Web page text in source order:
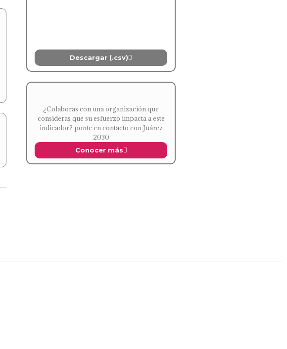
Descargar (.csv)
¿Colaboras con una organización que
consideras que su esfuerzo impacta a este
indicador? ponte en contacto con Juárez
2030
Conocer más